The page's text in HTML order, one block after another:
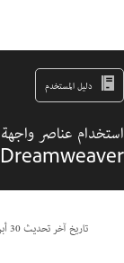
دليل المستخدم
Dreamweaver
تاريخ آخر تحديث30 أبريل 2026